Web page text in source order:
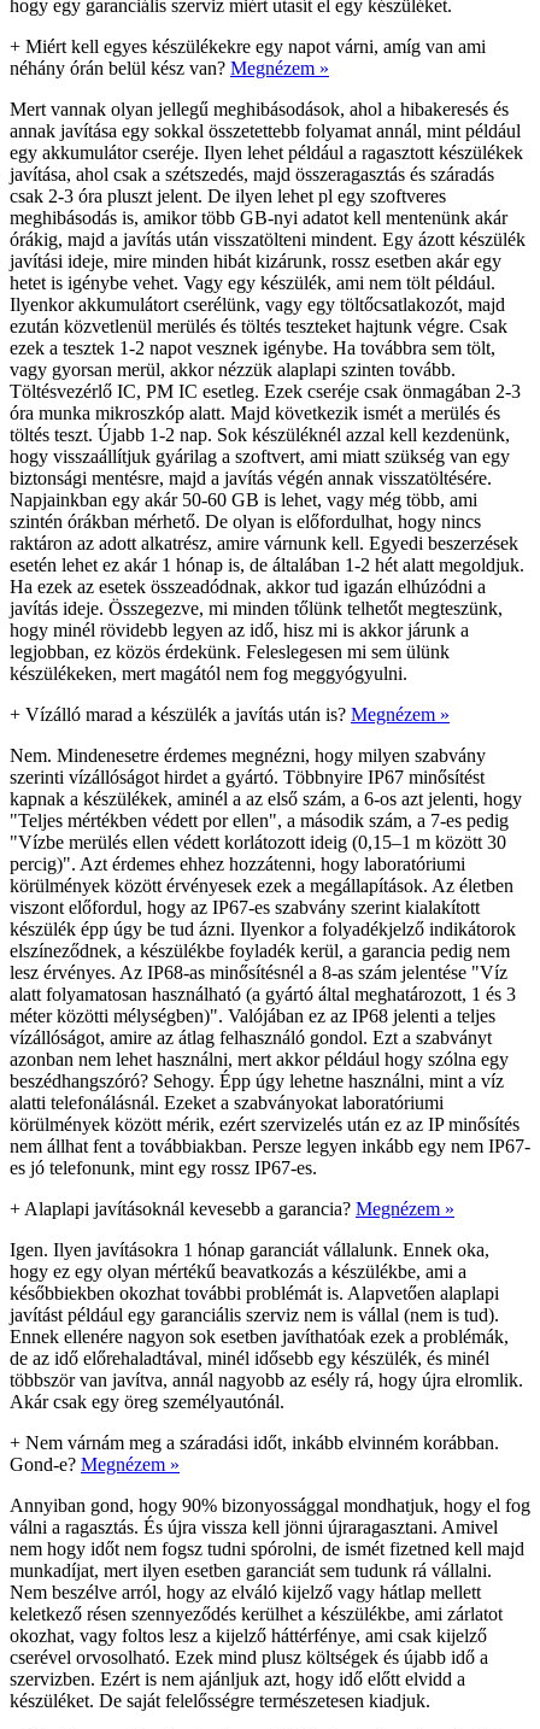
hogy egy garanciális szerviz miért utasít el egy készüléket.
+ Miért kell egyes készülékekre egy napot várni, amíg van ami
néhány órán belül kész van? Megnézem »
Mert vannak olyan jellegű meghibásodások, ahol a hibakeresés és
annak javítása egy sokkal összetettebb folyamat annál, mint például
egy akkumulátor cseréje. Ilyen lehet például a ragasztott készülékek
javítása, ahol csak a szétszedés, majd összeragasztás és száradás
csak 2-3 óra pluszt jelent. De ilyen lehet pl egy szoftveres
meghibásodás is, amikor több GB-nyi adatot kell mentenünk akár
órákig, majd a javítás után visszatölteni mindent. Egy ázott készülék
javítási ideje, mire minden hibát kizárunk, rossz esetben akár egy
hetet is igénybe vehet. Vagy egy készülék, ami nem tölt például.
Ilyenkor akkumulátort cserélünk, vagy egy töltőcsatlakozót, majd
ezután közvetlenül merülés és töltés teszteket hajtunk végre. Csak
ezek a tesztek 1-2 napot vesznek igénybe. Ha továbbra sem tölt,
vagy gyorsan merül, akkor nézzük alaplapi szinten tovább.
Töltésvezérlő IC, PM IC esetleg. Ezek cseréje csak önmagában 2-3
óra munka mikroszkóp alatt. Majd következik ismét a merülés és
töltés teszt. Újabb 1-2 nap. Sok készüléknél azzal kell kezdenünk,
hogy visszaállítjuk gyárilag a szoftvert, ami miatt szükség van egy
biztonsági mentésre, majd a javítás végén annak visszatöltésére.
Napjainkban egy akár 50-60 GB is lehet, vagy még több, ami
szintén órákban mérhető. De olyan is előfordulhat, hogy nincs
raktáron az adott alkatrész, amire várnunk kell. Egyedi beszerzések
esetén lehet ez akár 1 hónap is, de általában 1-2 hét alatt megoldjuk.
Ha ezek az esetek összeadódnak, akkor tud igazán elhúzódni a
javítás ideje. Összegezve, mi minden tőlünk telhetőt megteszünk,
hogy minél rövidebb legyen az idő, hisz mi is akkor járunk a
legjobban, ez közös érdekünk. Feleslegesen mi sem ülünk
készülékeken, mert magától nem fog meggyógyulni.
+ Vízálló marad a készülék a javítás után is? Megnézem »
Nem. Mindenesetre érdemes megnézni, hogy milyen szabvány
szerinti vízállóságot hirdet a gyártó. Többnyire IP67 minősítést
kapnak a készülékek, aminél a az első szám, a 6-os azt jelenti, hogy
"Teljes mértékben védett por ellen", a második szám, a 7-es pedig
"Vízbe merülés ellen védett korlátozott ideig (0,15–1 m között 30
percig)". Azt érdemes ehhez hozzátenni, hogy laboratóriumi
körülmények között érvényesek ezek a megállapítások. Az életben
viszont előfordul, hogy az IP67-es szabvány szerint kialakított
készülék épp úgy be tud ázni. Ilyenkor a folyadékjelző indikátorok
elszíneződnek, a készülékbe foyladék kerül, a garancia pedig nem
lesz érvényes. Az IP68-as minősítésnél a 8-as szám jelentése "Víz
alatt folyamatosan használható (a gyártó által meghatározott, 1 és 3
méter közötti mélységben)". Valójában ez az IP68 jelenti a teljes
vízállóságot, amire az átlag felhasználó gondol. Ezt a szabványt
azonban nem lehet használni, mert akkor például hogy szólna egy
beszédhangszóró? Sehogy. Épp úgy lehetne használni, mint a víz
alatti telefonálásnál. Ezeket a szabványokat laboratóriumi
körülmények között mérik, ezért szervizelés után ez az IP minősítés
nem állhat fent a továbbiakban. Persze legyen inkább egy nem IP67-
es jó telefonunk, mint egy rossz IP67-es.
+ Alaplapi javításoknál kevesebb a garancia? Megnézem »
Igen. Ilyen javításokra 1 hónap garanciát vállalunk. Ennek oka,
hogy ez egy olyan mértékű beavatkozás a készülékbe, ami a
későbbiekben okozhat további problémát is. Alapvetően alaplapi
javítást például egy garanciális szerviz nem is vállal (nem is tud).
Ennek ellenére nagyon sok esetben javíthatóak ezek a problémák,
de az idő előrehaladtával, minél idősebb egy készülék, és minél
többször van javítva, annál nagyobb az esély rá, hogy újra elromlik.
Akár csak egy öreg személyautónál.
+ Nem várnám meg a száradási időt, inkább elvinném korábban.
Gond-e? Megnézem »
Annyiban gond, hogy 90% bizonyossággal mondhatjuk, hogy el fog
válni a ragasztás. És újra vissza kell jönni újraragasztani. Amivel
nem hogy időt nem fogsz tudni spórolni, de ismét fizetned kell majd
munkadíjat, mert ilyen esetben garanciát sem tudunk rá vállalni.
Nem beszélve arról, hogy az elváló kijelző vagy hátlap mellett
keletkező résen szennyeződés kerülhet a készülékbe, ami zárlatot
okozhat, vagy foltos lesz a kijelző háttérfénye, ami csak kijelző
cserével orvosolható. Ezek mind plusz költségek és újabb idő a
szervizben. Ezért is nem ajánljuk azt, hogy idő előtt elvidd a
készüléket. De saját felelősségre természetesen kiadjuk.